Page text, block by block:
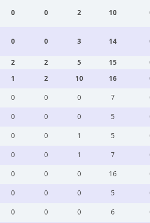
0 0 2 10
0 0 3 14
2 2 5 15
1 2 10 16
0 0 0 7
0 0 0 5
0 0 1 5
0 0 1 7
0 0 0 16
0 0 0 5
0 0 0 6